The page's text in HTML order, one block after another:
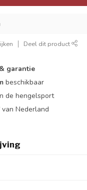
Deel dit product
garantie
beschikbaar
de hengelsport
van Nederland